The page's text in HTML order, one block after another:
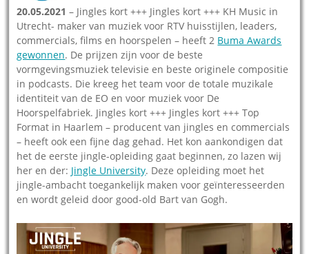
20.05.2021 – Jingles kort +++ Jingles kort +++ KH Music in
Utrecht- maker van muziek voor RTV huisstijlen, leaders,
commercials, films en hoorspelen – heeft 2 Buma Awards
gewonnen. De prijzen zijn voor de beste
vormgevingsmuziek televisie en beste originele compositie
in podcasts. Die kreeg het team voor de totale muzikale
identiteit van de EO en voor muziek voor De
Hoorspelfabriek. Jingles kort +++ Jingles kort +++ Top
Format in Haarlem – producent van jingles en commercials
– heeft ook een fijne dag gehad. Het kon aankondigen dat
het de eerste jingle-opleiding gaat beginnen, zo lazen wij
her en der: Jingle University. Deze opleiding moet het
jingle-ambacht toegankelijk maken voor geïnteresseerden
en wordt geleid door good-old Bart van Gogh.